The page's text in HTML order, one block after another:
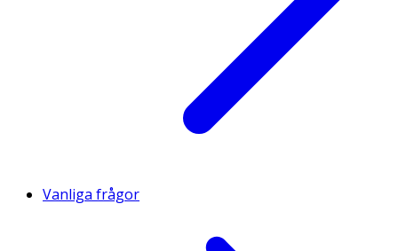
Vanliga frågor